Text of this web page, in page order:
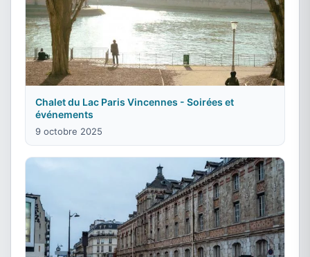
Chalet du Lac Paris Vincennes - Soirées et
événements
9 octobre 2025